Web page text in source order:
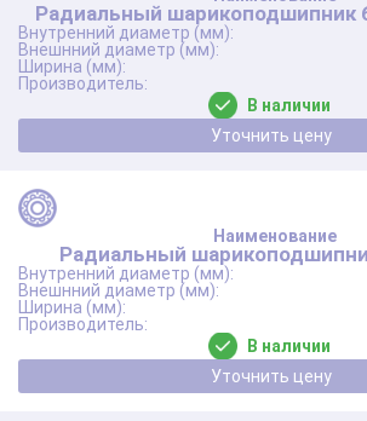
Радиальный шарикоподшипник
В наличии
Уточнить цену
Радиальный
В наличии
Уточнить цену